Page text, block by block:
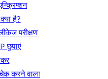
है?
परीक्षण
छुपाएं
करने वाला